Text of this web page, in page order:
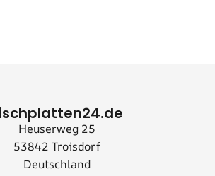
Heuserweg 25
53842 Troisdorf
Deutschland